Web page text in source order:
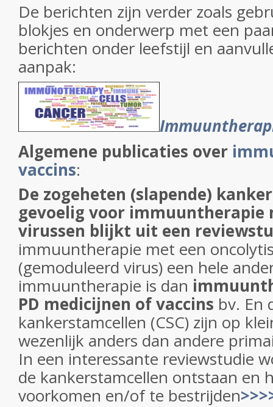
De berichten zijn verder zoals
blokjes en onderwerp met een
berichten onder leefstijl en
aanpak:
Algemene publicaties over
vaccins:
De zogeheten (slapende)
gevoelig voor immuuntherapie
virussen blijkt uit een
immuuntherapie met een
(gemoduleerd virus) een hele
immuuntherapie is dan
PD medicijnen of vaccins bv. En
kankerstamcellen (CSC) zijn op
wezenlijk anders dan andere
In een interessante reviewstudie
de kankerstamcellen ontstaan en
voorkomen en/of te bestrijden